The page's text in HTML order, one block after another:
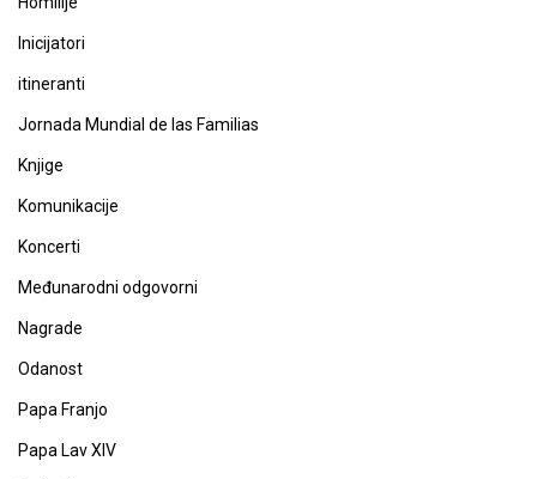
Inicijatori
itineranti
Jornada Mundial de las Familias
Knjige
Komunikacije
Koncerti
Međunarodni odgovorni
Nagrade
Odanost
Papa Franjo
Papa Lav XIV